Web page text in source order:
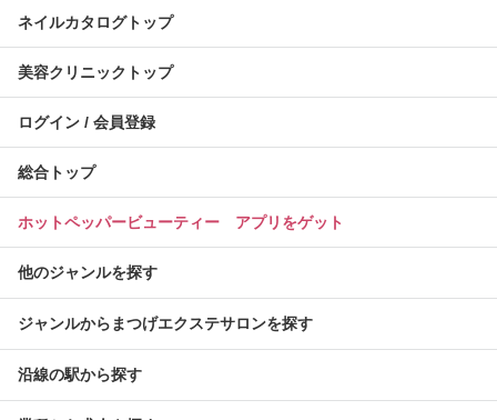
ネイルカタログトップ
美容クリニックトップ
ログイン / 会員登録
総合トップ
ホットペッパービューティー アプリをゲット
他のジャンルを探す
ジャンルからまつげエクステサロンを探す
沿線の駅から探す